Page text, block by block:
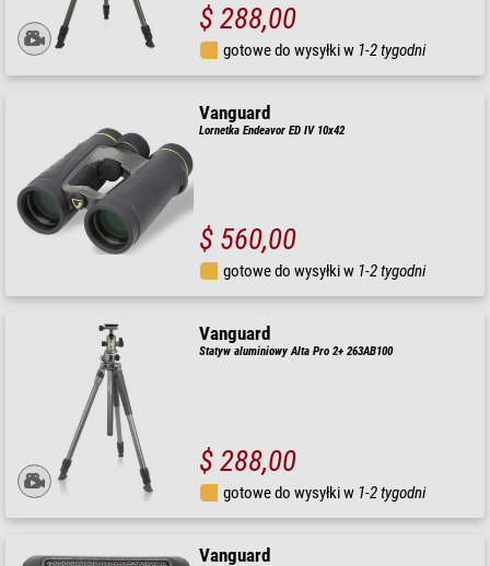
$ 288,00
gotowe do wysyłki w 1-2 tygodni
Vanguard
Lornetka Endeavor ED IV 10x42
$ 560,00
gotowe do wysyłki w 1-2 tygodni
Vanguard
Statyw aluminiowy Alta Pro 2+ 263AB100
$ 288,00
gotowe do wysyłki w 1-2 tygodni
Vanguard